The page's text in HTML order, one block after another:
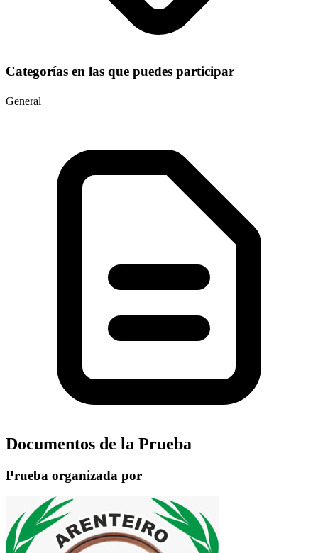
Categorías en las que puedes participar
General
Documentos de la Prueba
Prueba organizada por